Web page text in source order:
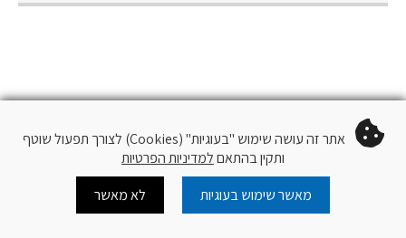
אתר זה עושה שימוש "בעוגיות" (Cookies) לצורך תפעול שוטף
ותקין בהתאםלמדיניות הפרטיות
מאשר שימוש בעוגיות
לא מאשר